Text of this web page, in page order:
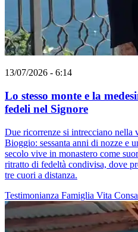
13/07/2026 - 6:14
Lo stesso monte e la
fedeli nel Signore
Due ricorrenze si intrecciano nella
Bioggio: sessanta anni di nozze e
secolo vive in monastero come
ritratto di fedeltà condivisa, dove
tre cuori a distanza.
Testimonianza Famiglia Vita